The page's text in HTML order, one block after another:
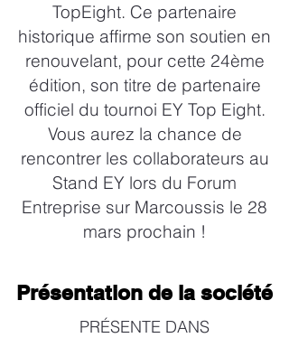
TopEight. Ce partenaire
historique affirme son soutien en
renouvelant, pour cette 24ème
édition, son titre de partenaire
officiel du tournoi EY Top Eight.
Vous aurez la chance de
rencontrer les collaborateurs au
Stand EY lors du Forum
Entreprise sur Marcoussis le 28
mars prochain !
Présentation de la société
Présentation de la société
PRÉSENTE DANS